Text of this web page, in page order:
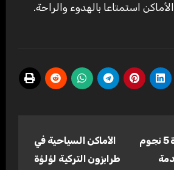
استمتاعا بالهدوء والراحة.
فنادق القاهرة 5 نجوم
الأماكن السياحية في
طرابزون التركية لؤلؤة